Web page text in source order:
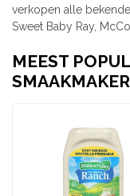
verkopen alle
Sweet Baby Ray,
MEEST